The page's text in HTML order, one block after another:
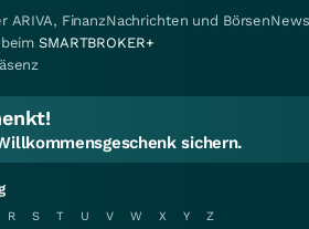
ARIVA, FinanzNachrichten und BörsenNews
beimSMARTBROKER+
sichern.
R S T U V W X Y
Z